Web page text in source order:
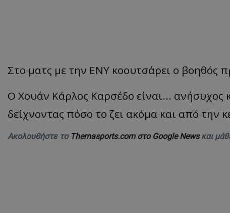
Στο ματς με την ΕΝΥ κοουτσάρει ο βοηθός
Ο Χουάν Κάρλος Καρσέδο είναι... ανήσυχος
δείχνοντας πόσο το ζει ακόμα και από την
Ακολουθήστε το Themasports.com στο Google Newsκαι